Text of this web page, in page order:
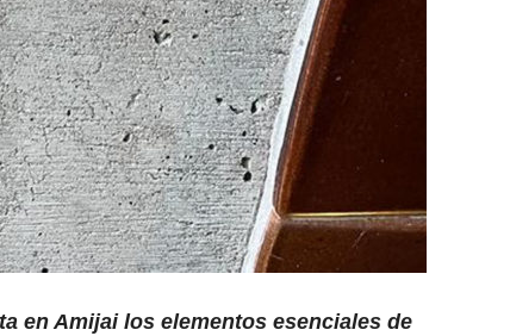
en Amijai los elementos esenciales de